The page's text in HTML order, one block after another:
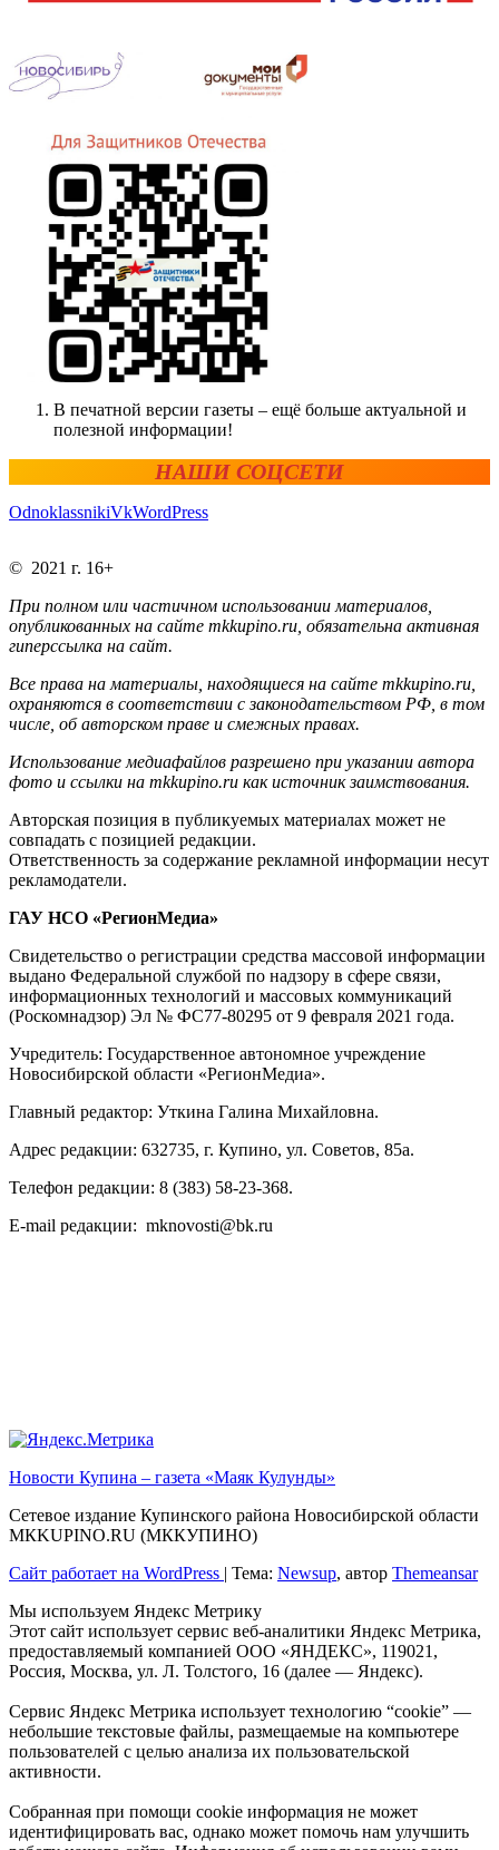
В печатной версии газеты – ещё больше актуальной и
полезной информации!
НАШИ СОЦСЕТИ
OdnoklassnikiVkWordPress
© 2021 г. 16+
При полном или частичном использовании материалов,
опубликованных на сайте mkkupino.ru, обязательна активная
гиперссылка на сайт.
Все права на материалы, находящиеся на сайте mkkupino.ru,
охраняются в соответствии с законодательством РФ, в том
числе, об авторском праве и смежных правах.
Использование медиафайлов разрешено при указании автора
фото и ссылки на mkkupino.ru как источник заимствования.
Авторская позиция в публикуемых материалах может не
совпадать с позицией редакции.
Ответственность за содержание рекламной информации несут
рекламодатели.
ГАУ НСО «РегионМедиа»
Свидетельство о регистрации средства массовой информации
выдано Федеральной службой по надзору в сфере связи,
информационных технологий и массовых коммуникаций
(Роскомнадзор) Эл № ФС77-80295 от 9 февраля 2021 года.
Учредитель: Государственное автономное учреждение
Новосибирской области «РегионМедиа».
Главный редактор: Уткина Галина Михайловна.
Адрес редакции: 632735, г. Купино, ул. Советов, 85а.
Телефон редакции: 8 (383) 58-23-368.
E-mail редакции: mknovosti@bk.ru
Новости Купина – газета «Маяк Кулунды»
Сетевое издание Купинского района Новосибирской области
МКKUPINO.RU (МККУПИНО)
Сайт работает на WordPress
Тема: Newsup, автор Themeansar
Мы используем Яндекс Метрику
Этот сайт использует сервис веб-аналитики Яндекс Метрика,
предоставляемый компанией ООО «ЯНДЕКС», 119021,
Россия, Москва, ул. Л. Толстого, 16 (далее — Яндекс).
Сервис Яндекс Метрика использует технологию “cookie” —
небольшие текстовые файлы, размещаемые на компьютере
пользователей с целью анализа их пользовательской
активности.
Собранная при помощи cookie информация не может
идентифицировать вас, однако может помочь нам улучшить